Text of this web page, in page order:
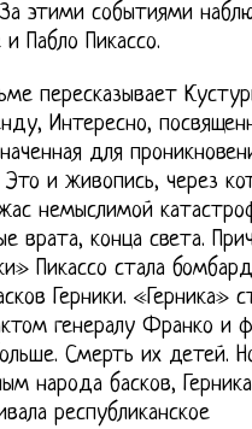
этими событиями
Пабло Пикассо.
пересказывает
Интересно,
для
и живопись, через
немыслимой
врата, конца света.
Пикассо стала
Герники. «Герника»
генералу Франко и
Смерть их детей.
народа басков,
республиканское